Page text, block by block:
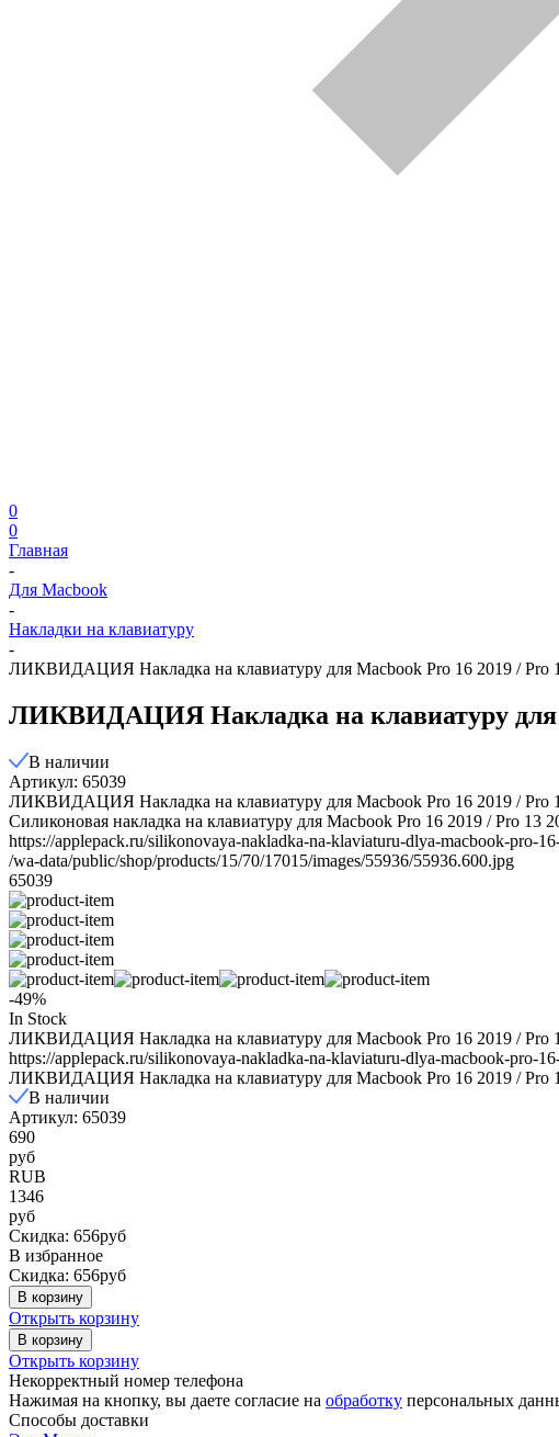
0
0
Главная
-
Для Macbook
-
Накладки на клавиатуру
-
ЛИКВИДАЦИЯ Накладка на клавиатуру для Macbook Pro 16 2019 / Pro
ЛИКВИДАЦИЯ Накладка на клавиатуру для
В наличии
Артикул: 65039
ЛИКВИДАЦИЯ Накладка на клавиатуру для Macbook Pro 16 2019 / Pro
Силиконовая накладка на клавиатуру для Macbook Pro 16 2019 / Pro
https://applepack.ru/silikonovaya-nakladka-na-klaviaturu-dlya-macbook-pro-
/wa-data/public/shop/products/15/70/17015/images/55936/55936.600.jpg
65039
-49%
In Stock
ЛИКВИДАЦИЯ Накладка на клавиатуру для Macbook Pro 16 2019 / Pro
https://applepack.ru/silikonovaya-nakladka-na-klaviaturu-dlya-macbook-pro-
ЛИКВИДАЦИЯ Накладка на клавиатуру для Macbook Pro 16 2019 / Pro
В наличии
Артикул: 65039
690
руб
RUB
1346
руб
Скидка: 656руб
В избранное
Скидка: 656руб
В корзину
Открыть корзину
В корзину
Открыть корзину
Некорректный номер телефона
Нажимая на кнопку, вы даете согласие на обработку персональных
Способы доставки